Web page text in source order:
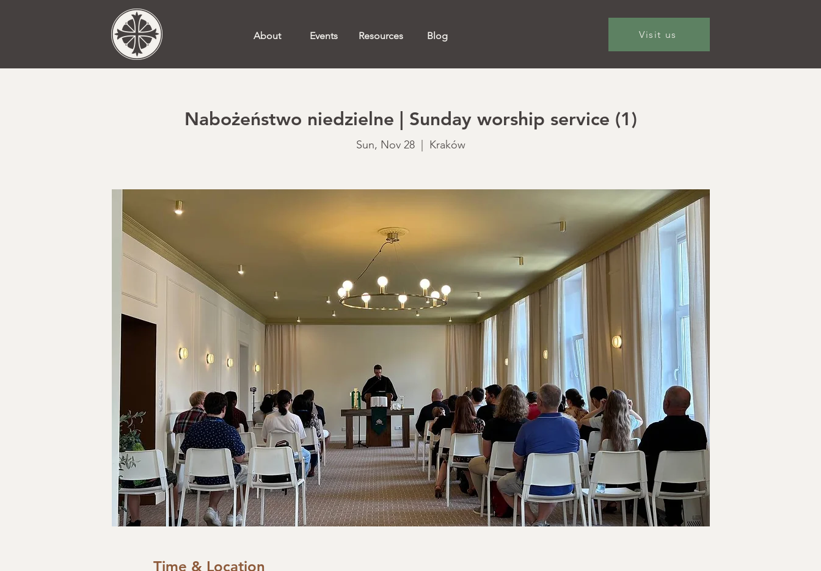
About Events Resources Blog Visit us
Nabożeństwo niedzielne | Sunday worship service (1)
Sun, Nov 28
  |
Kraków
Time & Location